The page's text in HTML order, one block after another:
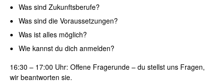
Was sind Zukunftsberufe?
Was sind die Voraussetzungen?
Was ist alles möglich?
Wie kannst du dich anmelden?
16:30 – 17:00 Uhr: Offene Fragerunde – du stellst uns Fragen,
wir beantworten sie.